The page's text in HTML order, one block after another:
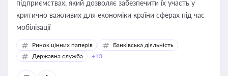
підприємствах, який дозволяє забезпечити їх участь у
критично важливих для економіки країни сферах під час
мобілізації
Ринок цінних паперів
Банківська діяльність
Державна служба
+13